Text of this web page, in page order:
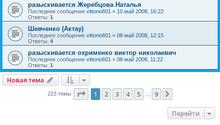
разыскивается Жеребцова Наталья
Последнее сообщение vittorio601 « 10 май 2008, 16:22
Ответы: 1
Шевченко (Актау)
Последнее сообщение vittorio601 « 08 май 2008, 12:15
Ответы: 4
разыскивается охрименко виктор николаевич
Последнее сообщение vittorio601 « 08 май 2008, 11:22
Ответы: 1
Новая тема
223 темы Страница из
1 2 3 4 5 9
Перейти